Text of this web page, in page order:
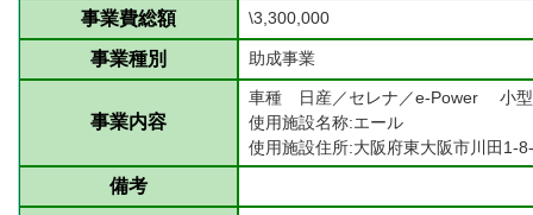
事業費総額 \3,300,000
事業種別 助成事業
事業内容
車種 日産／セレナ／e-Power
小
使用施設名称:エール
使用施設住所:大阪府東大阪市川田1-
備考